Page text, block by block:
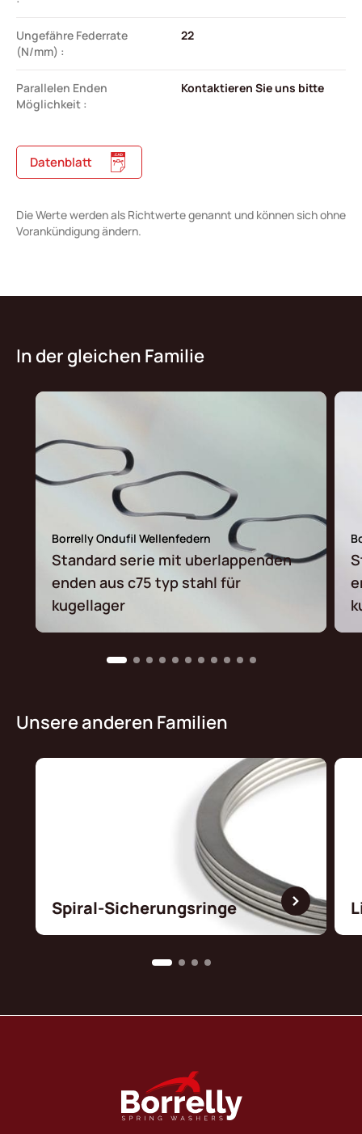
Ungefähre Federrate
(N/mm) :
22
Parallelen Enden
Möglichkeit :
Kontaktieren Sie uns bitte
Datenblatt
Die Werte werden als Richtwerte genannt und können sich ohne
Vorankündigung ändern.
In der gleichen Familie
Borrelly Ondufil Wellenfedern
Standard serie mit uberlappenden
enden aus c75 typ stahl für
kugellager
Unsere anderen Familien
Spiral-Sicherungsringe